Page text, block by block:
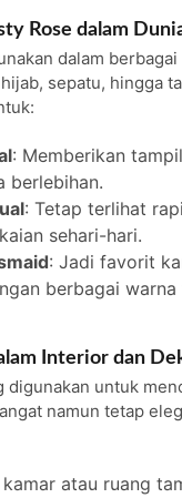
Rose dalam
dalam
sepatu, hingga
: Memberikan
berlebihan.
: Tetap terlihat
sehari-hari.
: Jadi favorit
berbagai warna
Interior dan
digunakan untuk
namun tetap
atau ruang